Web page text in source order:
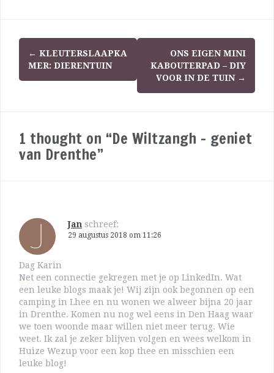
← KLEUTERSLAAPKA
MER: DIERENTUIN
ONS EIGEN MINI
KABOUTERPAD – DIY
VOOR IN DE TUIN →
1 thought on “De Wiltzangh – geniet
van Drenthe”
Jan schreef:
29 augustus 2018 om 11:26
Dag Karin
Net een connectie gekregen met je op LinkedIn. Wat
een leuke blogs maak je! Wij zijn ook begonnen op een
camping in Lhee en nu wonen we alweer bijna 20 jaar
in Drenthe. Komen nu nog wel eens in Den Haag waar
we toen woonde maar willen niet meer terug. Wie
weet. Ik zal je zeker blijven volgen en wees welkom in
Huize Wezup voor een kop thee en misschien een
leuke blog!